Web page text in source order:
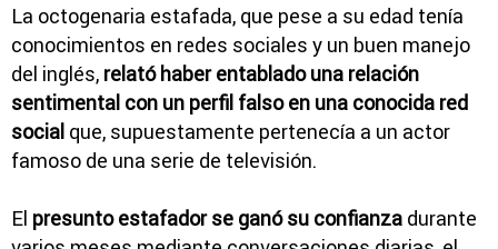
La octogenaria estafada, que pese a su edad tenía
conocimientos en redes sociales y un buen manejo
del inglés, relató haber entablado una relación
sentimental con un perfil falso en una conocida red
social que, supuestamente pertenecía a un actor
famoso de una serie de televisión.
El presunto estafador se ganó su confianza durante